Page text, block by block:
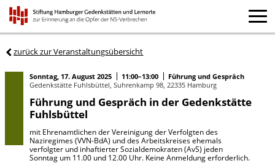
zurück zur Veranstaltungsübersicht
Sonntag, 17. August 2025 11:00–13:00
Führung und Gespräch
Gedenkstätte Fuhlsbüttel, Suhrenkamp 98, 22335 Hamburg
Führung und Gespräch in der Gedenkstätte
Fuhlsbüttel
mit Ehrenamtlichen der Vereinigung der Verfolgten des
Naziregimes (VVN-BdA) und des Arbeitskreises ehemals
verfolgter und inhaftierter Sozialdemokraten (AvS) jeden
Sonntag um 11.00 und 12.00 Uhr. Keine Anmeldung erforderlich.